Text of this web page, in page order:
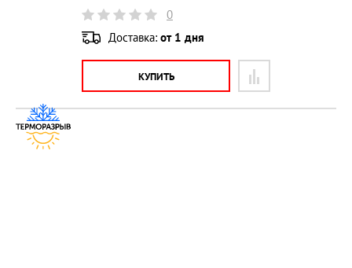
0
Доставка: от 1 дня
КУПИТЬ